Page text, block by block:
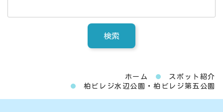
ホーム
スポット紹介
柏ビレジ水辺公園・柏ビレジ第五公園